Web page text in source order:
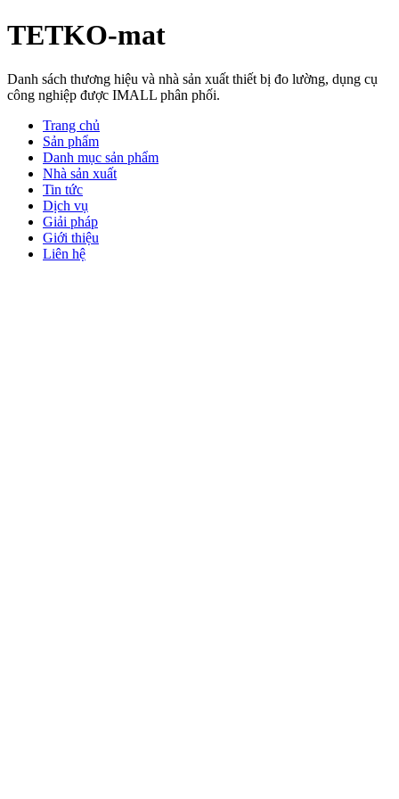
TETKO-mat
Danh sách thương hiệu và nhà sản xuất thiết bị đo lường, dụng cụ
công nghiệp được IMALL phân phối.
Trang chủ
Sản phẩm
Danh mục sản phẩm
Nhà sản xuất
Tin tức
Dịch vụ
Giải pháp
Giới thiệu
Liên hệ